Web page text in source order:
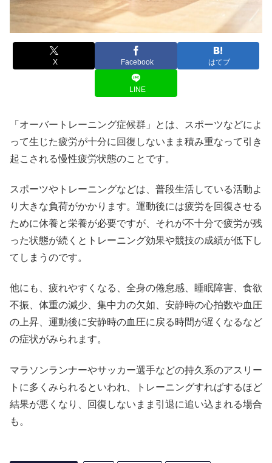
X Facebook はてブ
LINE
「オーバートレーニング症候群」とは、スポーツなどによ
って生じた疲労が十分に回復しないまま積み重なって引き
起こされる慢性疲労状態のことです。
スポーツやトレーニングなどは、普段生活している活動よ
り大きな負荷がかかります。運動後には疲労を回復させる
ために休養と栄養が必要ですが、それが不十分で疲労が残
った状態が続くとトレーニング効果や競技の成績が低下し
てしまうのです。
他にも、疲れやすくなる、全身の倦怠感、睡眠障害、食欲
不振、体重の減少、集中力の欠如、安静時の心拍数や血圧
の上昇、運動後に安静時の血圧に戻る時間が遅くなるなど
の症状がみられます。
マラソンランナーやサッカー選手などの持久系のアスリー
トに多くみられるといわれ、トレーニングすればするほど
結果が悪くなり、回復しないまま引退に追い込まれる場合
も。